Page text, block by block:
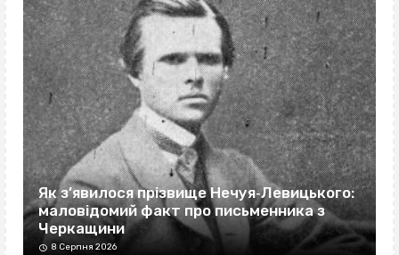
Як з’явилося прізвище Нечуя‐Левицького:
маловідомий факт про письменника з
Черкащини
8 Серпня 2026